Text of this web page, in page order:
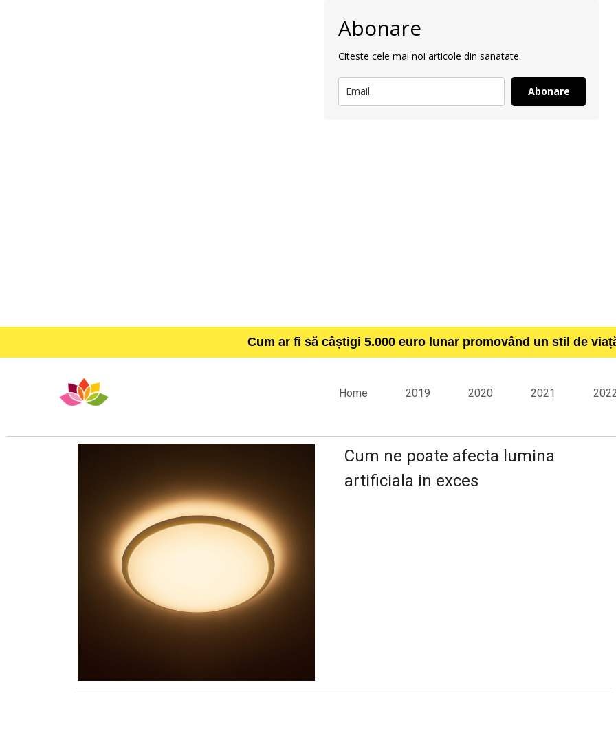
Abonare
Citeste cele mai noi articole din sanatate.
Abonare
Cum ar fi să câștigi 5.000 euro lunar promovând un stil de
Home 2019 2020 2021
Cum ne poate afecta lumina
artificiala in exces